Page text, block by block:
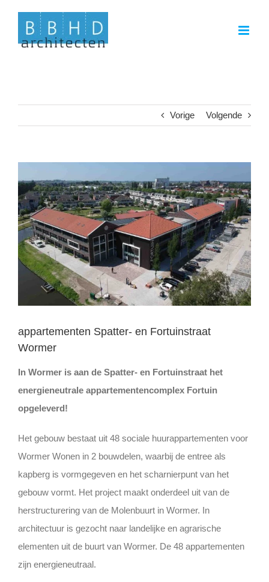
inhoud
Vorige Volgende
appartementen Spatter- en Fortuinstraat
Wormer
In Wormer is aan de Spatter- en Fortuinstraat het
energieneutrale appartementencomplex Fortuin
opgeleverd!
Het gebouw bestaat uit 48 sociale huurappartementen voor
Wormer Wonen in 2 bouwdelen, waarbij de entree als
kapberg is vormgegeven en het scharnierpunt van het
gebouw vormt. Het project maakt onderdeel uit van de
herstructurering van de Molenbuurt in Wormer. In
architectuur is gezocht naar landelijke en agrarische
elementen uit de buurt van Wormer. De 48 appartementen
zijn energieneutraal.